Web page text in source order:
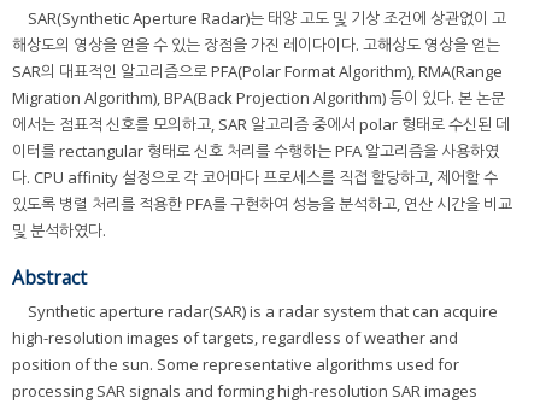
SAR(Synthetic Aperture Radar)는 태양 고도 및 기상 조건에 상관없이 고
해상도의 영상을 얻을 수 있는 장점을 가진 레이다이다. 고해상도 영상을 얻는
SAR의 대표적인 알고리즘으로 PFA(Polar Format Algorithm), RMA(Range
Migration Algorithm), BPA(Back Projection Algorithm) 등이 있다. 본 논문
에서는 점표적 신호를 모의하고, SAR 알고리즘 중에서 polar 형태로 수신된 데
이터를 rectangular 형태로 신호 처리를 수행하는 PFA 알고리즘을 사용하였
다. CPU affinity 설정으로 각 코어마다 프로세스를 직접 할당하고, 제어할 수
있도록 병렬 처리를 적용한 PFA를 구현하여 성능을 분석하고, 연산 시간을 비교
및 분석하였다.
Abstract
Synthetic aperture radar(SAR) is a radar system that can acquire
high-resolution images of targets, regardless of weather and
position of the sun. Some representative algorithms used for
processing SAR signals and forming high-resolution SAR images